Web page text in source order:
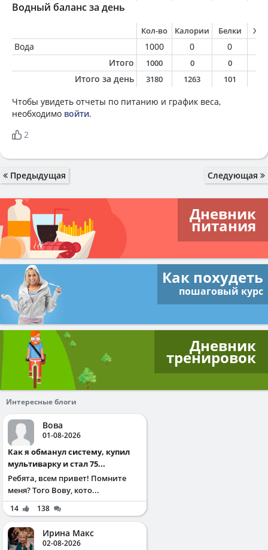
Водный баланс за день
Кол-во Калории Белки
Вода 1000 0 0
Итого
1000 0 0
Итого за день 3180 1263 101
Чтобы увидеть отчеты по питанию и график веса,
необходимо войти.
2
Предыдущая Следующая
Дневник
питания
Как похудеть
пошаговый курс
Дневник
тренировок
Интересные блоги
Вова
01-08-2026
Как я обманул систему, купил
мультиварку и стал 75...
Ребята, всем привет! Помните
меня? Того Вову, кото...
14 138
Ирина Макс
02-08-2026